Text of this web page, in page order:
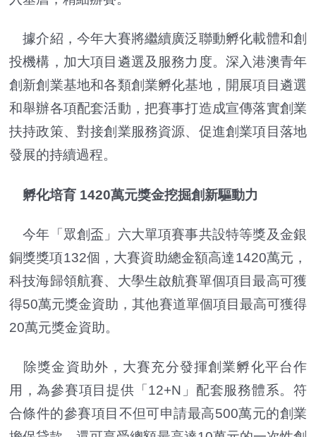
據介紹，今年大賽將繼續廣泛聯動孵化載體和創
投機構，加大項目遴選及服務力度。深入港澳青年
創新創業基地和各類創業孵化基地，開展項目遴選
和舉辦各項配套活動，把賽事打造成宣傳落實創業
扶持政策、對接創業服務資源、促進創業項目落地
發展的持續過程。
孵化培育 1420萬元獎金挖掘創新驅動力
今年「眾創盃」六大單項賽事共設特等獎及金銀
銅獎獎項132個，大賽資助總金額高達1420萬元，
科技海歸領航賽、大學生啟航賽單個項目最高可獲
得50萬元獎金資助，其他賽道單個項目最高可獲得
20萬元獎金資助。
除獎金資助外，大賽充分發揮創業孵化平台作
用，為參賽項目提供「12+N」配套服務體系。符
合條件的參賽項目不但可申請最高500萬元的創業